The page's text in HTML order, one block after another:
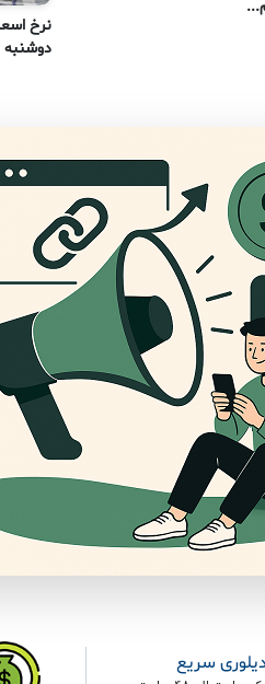
نرخ
دوشنبه
دیلوری سریع